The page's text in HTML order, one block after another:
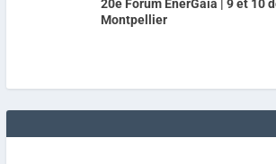
20e Forum EnerGaïa | 9 et 10
Montpellier